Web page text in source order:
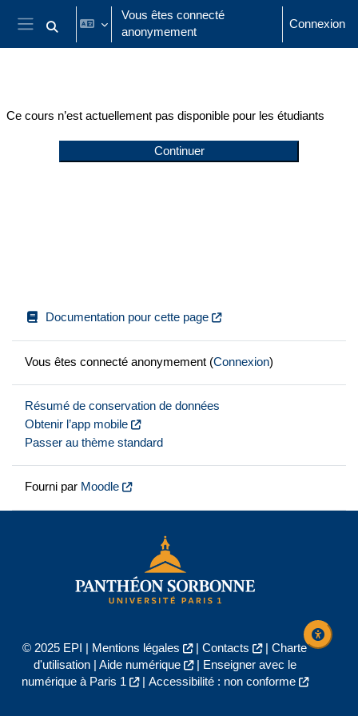
Passer au contenu principal
Panneau latéral
Activer/désactiver la saisie de recherche
Vous êtes connecté
anonymement
Connexion
Ce cours n’est actuellement pas disponible pour les étudiants
Continuer
Documentation pour cette page
Vous êtes connecté anonymement (Connexion)
Résumé de conservation de données
Obtenir l’app mobile
Passer au thème standard
Fourni par Moodle
© 2025 EPI | Mentions légales | Contacts | Charte
d'utilisation| Aide numérique |
Enseigner avec le
numérique à Paris 1
| Accessibilité : non conforme